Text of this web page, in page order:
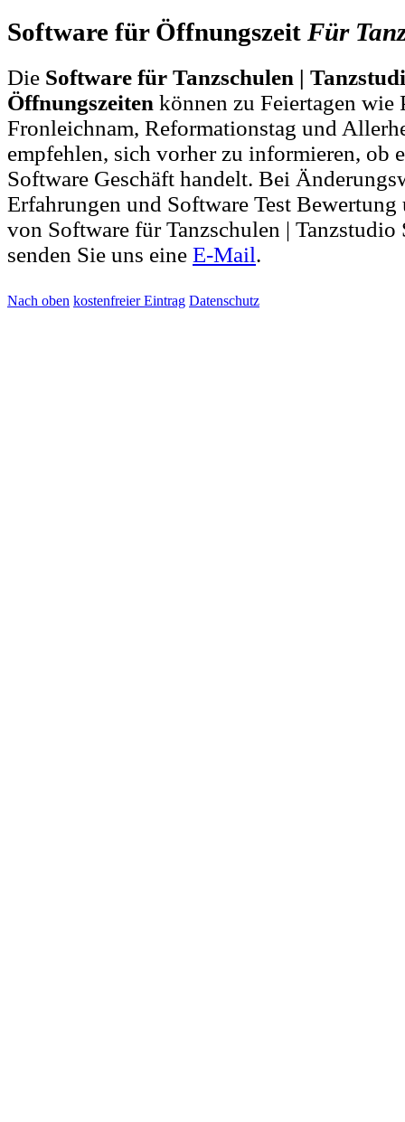
Software für Öffnungszeit Für
Die Software für Tanzschulen |
Öffnungszeiten können zu Feiertagen wie
Fronleichnam, Reformationstag und
empfehlen, sich vorher zu informieren, ob
Software Geschäft handelt. Bei
Erfahrungen und Software Test
von Software für Tanzschulen | Tanzstudio
senden Sie uns eine E-Mail.
Nach oben kostenfreier Eintrag Datenschutz